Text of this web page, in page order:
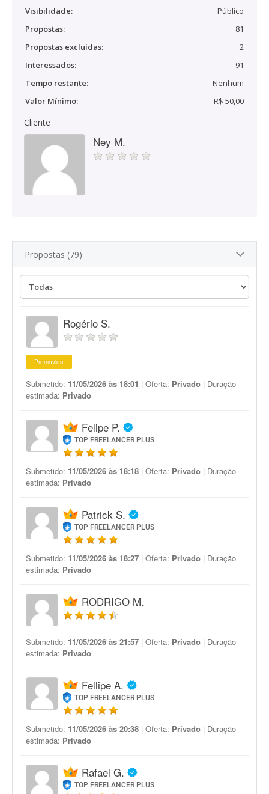
Visibilidade:
Público
Propostas:
81
Propostas excluídas:
2
Interessados:
91
Tempo restante:
Nenhum
Valor Mínimo:
R$ 50,00
Cliente
Ney M.
Propostas (79)
Rogério S.
Promovida
Submetido: 11/05/2026 às 18:01 | Oferta: Privado | Duração
estimada: Privado
Felipe P.
TOP FREELANCER PLUS
Submetido: 11/05/2026 às 18:18 | Oferta: Privado | Duração
estimada: Privado
Patrick S.
TOP FREELANCER PLUS
Submetido: 11/05/2026 às 18:27 | Oferta: Privado | Duração
estimada: Privado
RODRIGO M.
Submetido: 11/05/2026 às 21:57 | Oferta: Privado | Duração
estimada: Privado
Fellipe A.
TOP FREELANCER PLUS
Submetido: 11/05/2026 às 20:38 | Oferta: Privado | Duração
estimada: Privado
Rafael G.
TOP FREELANCER PLUS